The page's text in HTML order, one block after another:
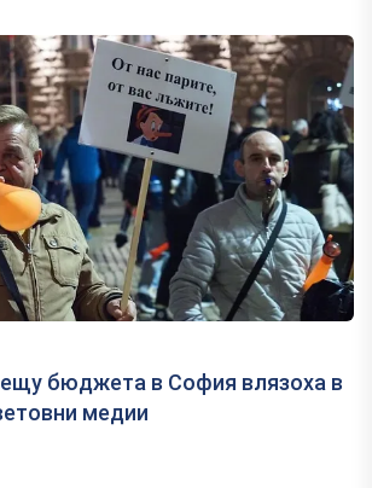
бюджета в София влязоха в
медии